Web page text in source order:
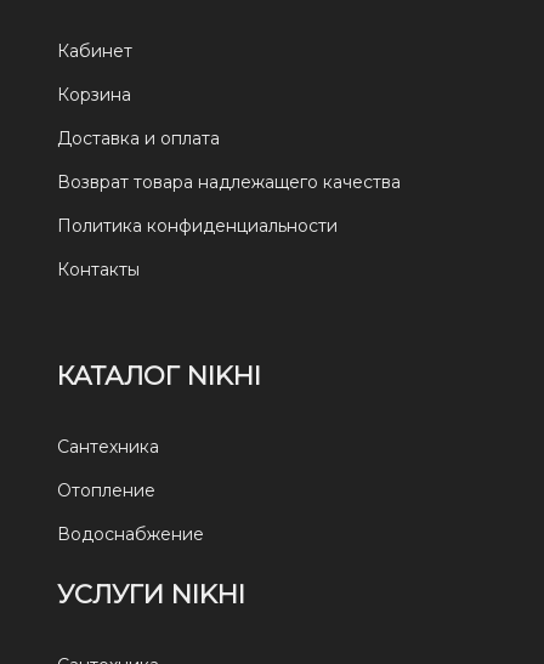
Кабинет
Корзина
Доставка и оплата
Возврат товара надлежащего качества
Политика конфиденциальности
Контакты
КАТАЛОГ NIKHI
Сантехника
Отопление
Водоснабжение
УСЛУГИ NIKHI